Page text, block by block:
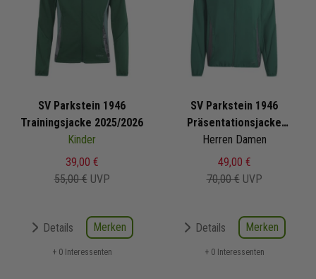
SV Parkstein 1946
Trainingsjacke 2025/2026
Kinder
39,00 €
55,00 € UVP
Details Merken
+ 0 Interessenten
SV Parkstein 1946
Präsentationsjacke
2025/2026
Herren Damen
49,00 €
70,00 € UVP
Details Merken
+ 0 Interessenten